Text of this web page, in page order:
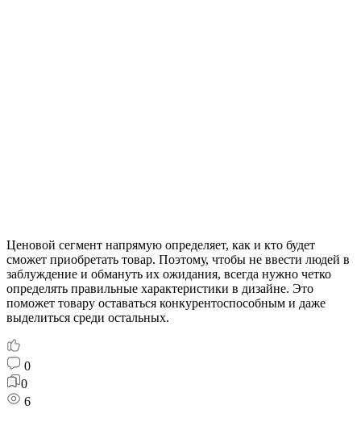
Ценовой сегмент напрямую определяет, как и кто будет
сможет приобретать товар. Поэтому, чтобы не ввести людей в
заблуждение и обмануть их ожидания, всегда нужно четко
определять правильные характеристики в дизайне. Это
поможет товару оставаться конкурентоспособным и даже
выделиться среди остальных.
0
0
6